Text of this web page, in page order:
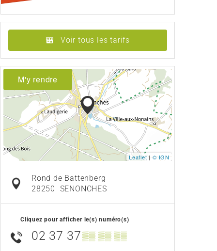
Voir tous les tarifs
M'y rendre
Leaflet | © IGN
Rond de Battenberg
28250
SENONCHES
Cliquez pour afficher le(s) numéro(s)
02 37 37 ▒▒ ▒▒ ▒▒